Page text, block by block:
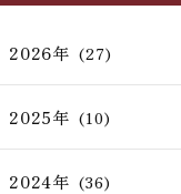
2026年 (27)
2025年 (10)
2024年 (36)